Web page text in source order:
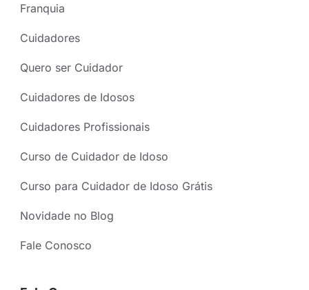
Franquia
Cuidadores
Quero ser Cuidador
Cuidadores de Idosos
Cuidadores Profissionais
Curso de Cuidador de Idoso
Curso para Cuidador de Idoso Grátis
Novidade no Blog
Fale Conosco